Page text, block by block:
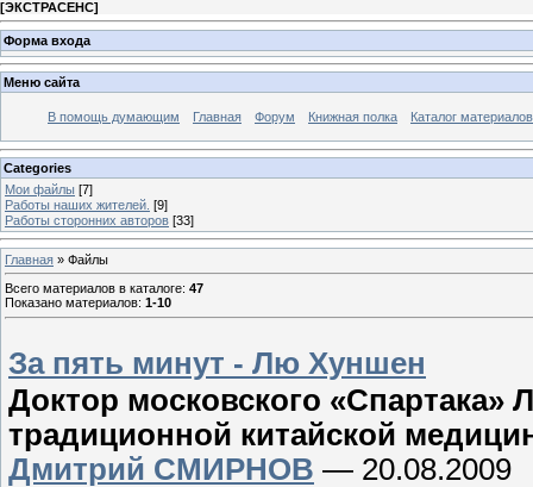
[ЭКСТРАСЕНС]
Форма входа
Меню сайта
В помощь думающим Главная Форум Книжная полка Каталог материалов
Categories
Мои файлы [7]
Работы наших жителей. [9]
Работы сторонних авторов [33]
Главная » Файлы
Всего материалов в каталоге: 47
Показано материалов: 1-10
За пять минут - Лю Хуншен
Доктор московского
традиционной китайской
Дмитрий СМИРНОВ — 20.08.2009